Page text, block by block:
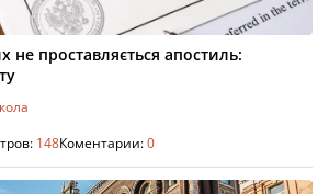
не проставляється апостиль:
148Коментарии:0